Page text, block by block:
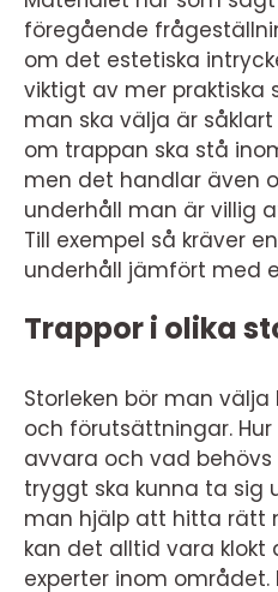
föregående
om det estetiska
viktigt av mer praktiska
man ska välja är
om trappan ska stå
men det handlar även
underhåll man är villig
Till exempel så kräver
underhåll jämfört med
Trappor i olika
Storleken bör man
och förutsättningar.
avvara och vad
tryggt ska kunna ta sig
man hjälp att hitta rätt
kan det alltid vara klokt
experter inom området.